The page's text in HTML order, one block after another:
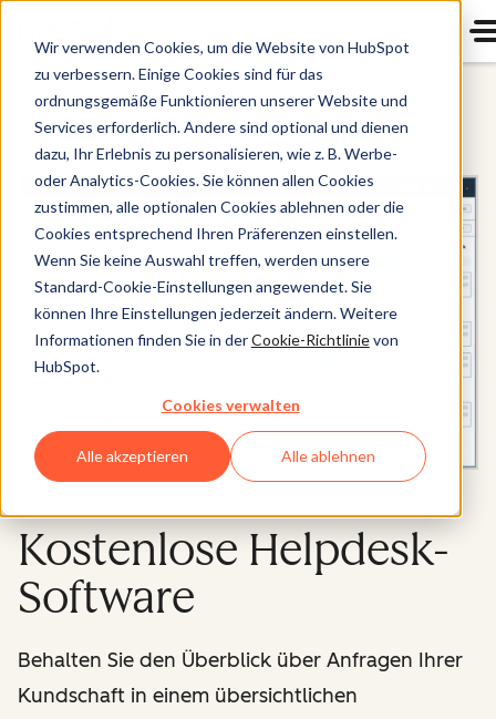
Wir verwenden Cookies, um die Website von HubSpot
zu verbessern. Einige Cookies sind für das
ordnungsgemäße Funktionieren unserer Website und
Services erforderlich. Andere sind optional und dienen
dazu, Ihr Erlebnis zu personalisieren, wie z. B. Werbe-
oder Analytics-Cookies. Sie können allen Cookies
zustimmen, alle optionalen Cookies ablehnen oder die
Cookies entsprechend Ihren Präferenzen einstellen.
Wenn Sie keine Auswahl treffen, werden unsere
Standard-Cookie-Einstellungen angewendet. Sie
können Ihre Einstellungen jederzeit ändern. Weitere
Informationen finden Sie in derCookie-Richtlinievon
HubSpot.
Cookies verwalten
Alle akzeptieren Alle ablehnen
Service Hub
Kostenlose Helpdesk-
Software
Behalten Sie den Überblick über Anfragen Ihrer
Kundschaft in einem übersichtlichen